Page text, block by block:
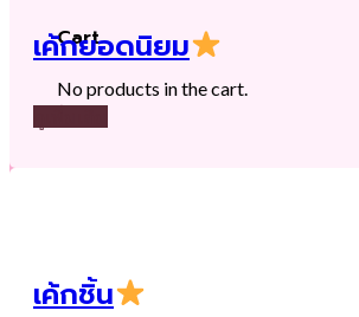
Cart
No products in the cart.
เค้กยอดนิยม
เค้กชิ้น